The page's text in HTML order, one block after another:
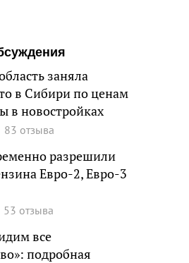
заняла
в Сибири по ценам
в новостройках
83 отзыва
разрешили
Евро-2, Евро-3
53 отзыва
все
подробная